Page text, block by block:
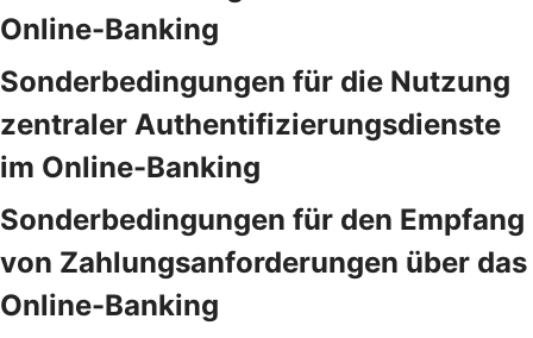
Online-Banking
Sonderbedingungen für die Nutzung
zentraler Authentifizierungsdienste
im Online-Banking
Sonderbedingungen für den Empfang
von Zahlungsanforderungen über das
Online-Banking